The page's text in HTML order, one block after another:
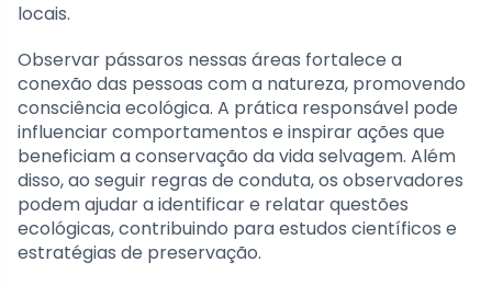
locais.
Observar pássaros nessas áreas fortalece a
conexão das pessoas com a natureza, promovendo
consciência ecológica. A prática responsável pode
influenciar comportamentos e inspirar ações que
beneficiam a conservação da vida selvagem. Além
disso, ao seguir regras de conduta, os observadores
podem ajudar a identificar e relatar questões
ecológicas, contribuindo para estudos científicos e
estratégias de preservação.